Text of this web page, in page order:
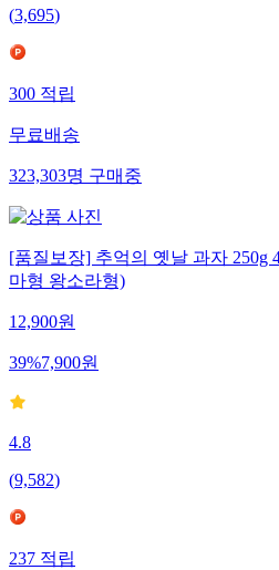
(3,695)
300 적립
무료배송
323,303명 구매중
[품질보장] 추억의 옛날 과자 250g
마형 왕소라형)
12,900원
39%7,900원
4.8
(9,582)
237 적립